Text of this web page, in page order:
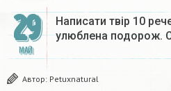
29
МАЙ
Написати твір 10
улюблена подорож.
Автор: Petuxnatural